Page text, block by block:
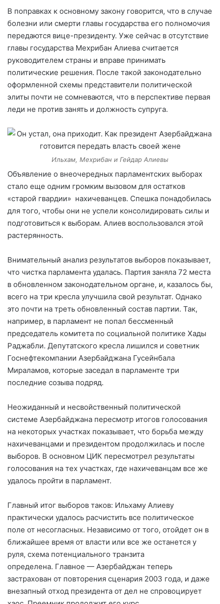
В поправках к основному закону говорится, что в случае
болезни или смерти главы государства его полномочия
передаются вице-президенту. Уже сейчас в отсутствие
главы государства Мехрибан Алиева считается
руководителем страны и вправе принимать
политические решения. После такой законодательно
оформленной схемы представители политической
элиты почти не сомневаются, что в перспективе первая
леди не против занять и должность супруга.
Ильхам, Мехрибан и Гейдар Алиевы
Объявление о внеочередных парламентских выборах
стало еще одним громким вызовом для остатков
«старой гвардии» нахичеванцев. Спешка понадобилась
для того, чтобы они не успели консолидировать силы и
подготовиться к выборам. Алиев воспользовался этой
растерянность.
Внимательный анализ результатов выборов показывает,
что чистка парламента удалась. Партия заняла 72 места
в обновленном законодательном органе, и, казалось бы,
всего на три кресла улучшила свой результат. Однако
это почти на треть обновленный состав партии. Так,
например, в парламент не попал бессменный
председатель комитета по социальной политике Хады
Раджабли. Депутатского кресла лишился и советник
Госнефтекомпании Азербайджана Гусейнбала
Мираламов, которые заседал в парламенте три
последние созыва подряд.
Неожиданный и несвойственный политической
системе Азербайджана пересмотр итогов голосования
на некоторых участках показывает, что борьба между
нахичеванцами и президентом продолжилась и после
выборов. В основном ЦИК пересмотрел результаты
голосования на тех участках, где нахичеванцам все же
удалось пройти в парламент.
Главный итог выборов таков: Ильхаму Алиеву
практически удалось расчистить все политическое
поле от несогласных. Независимо от того, отойдет он в
ближайшее время от власти или все же останется у
руля, схема потенциального транзита
определена. Главное — Азербайджан теперь
застрахован от повторения сценария 2003 года, и даже
внезапный отход президента от дел не спровоцирует